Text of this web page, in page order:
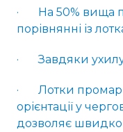
· На 50% вища
порівнянні із
· Завдяки ухилу
· Лотки
орієнтації у
дозволяє швидко